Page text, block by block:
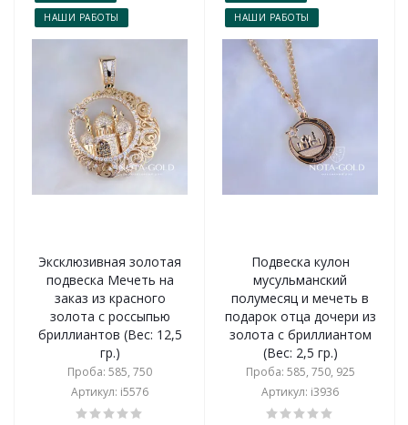
НАШИ РАБОТЫ
Эксклюзивная золотая
подвеска Мечеть на
заказ из красного
золота с россыпью
бриллиантов (Вес: 12,5
гр.)
Проба: 585, 750
Артикул: i5576
НАШИ РАБОТЫ
Подвеска кулон
мусульманский
полумесяц и мечеть в
подарок отца дочери из
золота с бриллиантом
(Вес: 2,5 гр.)
Проба: 585, 750, 925
Артикул: i3936